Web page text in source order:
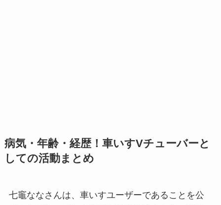
病気・年齢・経歴！車いすVチューバーと
しての活動まとめ
七竈ななさんは、車いすユーザーであることを公